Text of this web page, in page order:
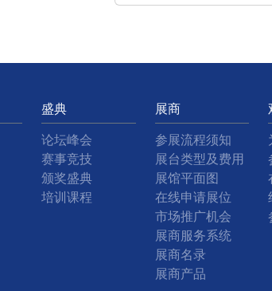
盛典
论坛峰会
赛事竞技
颁奖盛典
培训课程
展商
参展流程须知
展台类型及费用
展馆平面图
在线申请展位
市场推广机会
展商服务系统
展商名录
展商产品